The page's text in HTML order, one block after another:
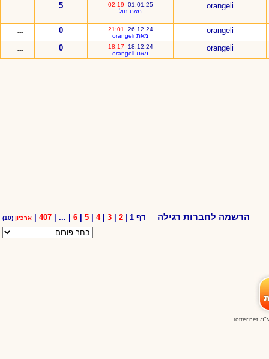
orangeli
01.01.25
02:19
מאת חול
5
---
orangeli
26.12.24
21:01
מאת orangeli
0
---
orangeli
18.12.24
18:17
מאת orangeli
0
---
הרשמה לחברות רגילה דף 1 | 2
3
|
4
5
6
| ... |
407 ארכיון (10)
rotter.net